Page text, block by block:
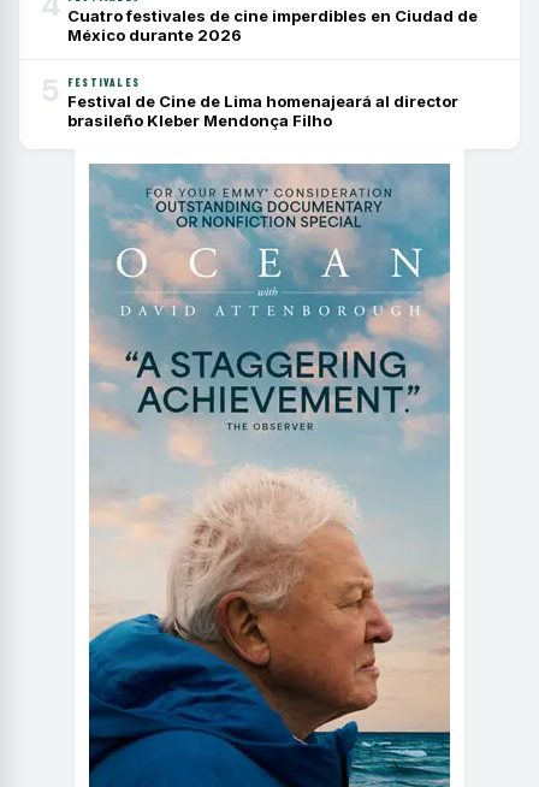
Cuatro festivales de cine imperdibles en Ciudad de
México durante 2026
5 FESTIVALES
Festival de Cine de Lima homenajeará al director
brasileño Kleber Mendonça Filho